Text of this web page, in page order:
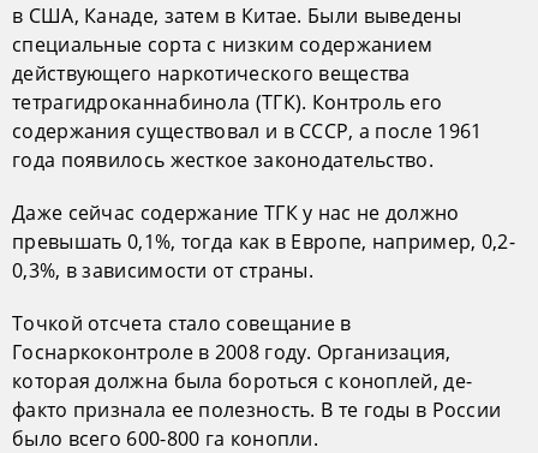
в США, Канаде, затем в Китае. Были выведены
специальные сорта с низким содержанием
действующего наркотического вещества
тетрагидроканнабинола (ТГК). Контроль его
содержания существовал и в СССР, а после 1961
года появилось жесткое законодательство.
Даже сейчас содержание ТГК у нас не должно
превышать 0,1%, тогда как в Европе, например, 0,2-
0,3%, в зависимости от страны.
Точкой отсчета стало совещание в
Госнаркоконтроле в 2008 году. Организация,
которая должна была бороться с коноплей, де-
факто признала ее полезность. В те годы в России
было всего 600-800 га конопли.